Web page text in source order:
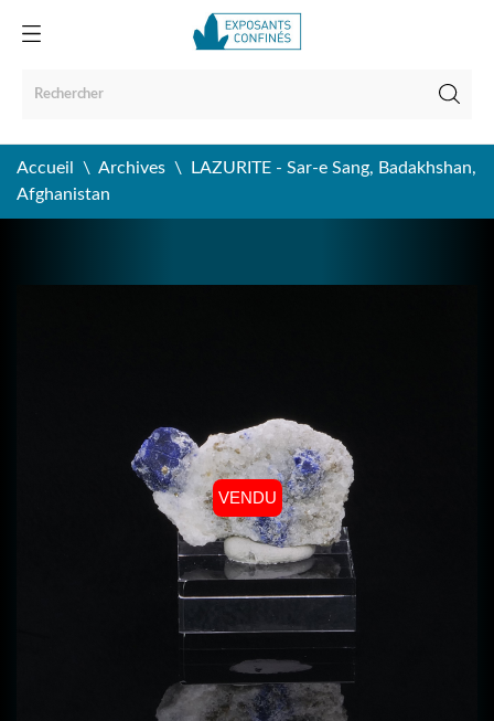
Accueil Archives
LAZURITE - Sar-e Sang, Badakhshan,
Afghanistan
VENDU